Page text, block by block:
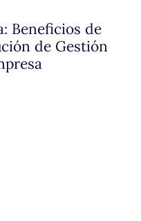
Beneficios de
de Gestión